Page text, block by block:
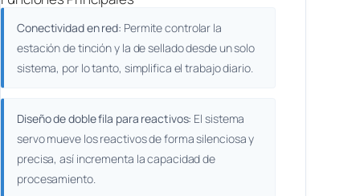
Conectividad en red: Permite controlar la
estación de tinción y la de sellado desde un solo
sistema, por lo tanto, simplifica el trabajo diario.
Diseño de doble fila para reactivos: El sistema
servo mueve los reactivos de forma silenciosa y
precisa, así incrementa la capacidad de
procesamiento.